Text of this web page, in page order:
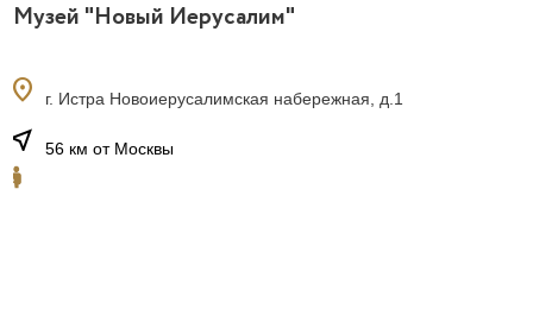
Музей "Новый Иерусалим"
location_on г. Истра Новоиерусалимская набережная, д.1
near_me 56 км от Москвы